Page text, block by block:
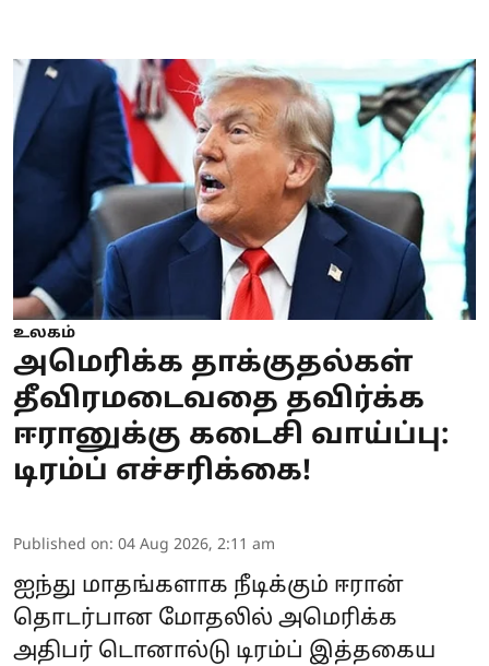
உலகம்
அமெரிக்க தாக்குதல்கள்
தீவிரமடைவதை தவிர்க்க
ஈரானுக்கு கடைசி வாய்ப்பு:
டிரம்ப் எச்சரிக்கை!
Published on: 04 Aug 2026, 2:11 am
ஐந்து மாதங்களாக நீடிக்கும் ஈரான்
தொடர்பான மோதலில் அமெரிக்க
அதிபர் டொனால்டு டிரம்ப் இத்தகைய